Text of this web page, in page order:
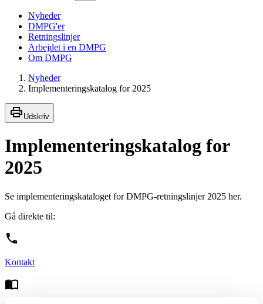
Nyheder
DMPG'er
Retningslinjer
Arbejdet i en DMPG
Om DMPG
Nyheder
Implementeringskatalog for 2025
Udskriv
Implementeringskatalog for
2025
Se implementeringskataloget for DMPG-retningslinjer 2025 her.
Gå direkte til:
Kontakt